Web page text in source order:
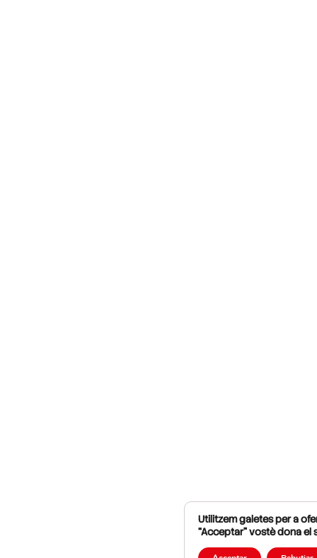
Utilitzem galetes per a
“Acceptar” vostè dona el